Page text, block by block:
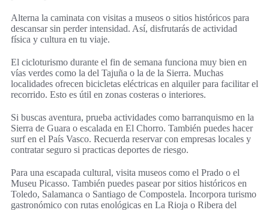
Alterna la caminata con visitas a museos o sitios históricos para
descansar sin perder intensidad. Así, disfrutarás de actividad
física y cultura en tu viaje.
El cicloturismo durante el fin de semana funciona muy bien en
vías verdes como la del Tajuña o la de la Sierra. Muchas
localidades ofrecen bicicletas eléctricas en alquiler para facilitar el
recorrido. Esto es útil en zonas costeras o interiores.
Si buscas aventura, prueba actividades como barranquismo en la
Sierra de Guara o escalada en El Chorro. También puedes hacer
surf en el País Vasco. Recuerda reservar con empresas locales y
contratar seguro si practicas deportes de riesgo.
Para una escapada cultural, visita museos como el Prado o el
Museu Picasso. También puedes pasear por sitios históricos en
Toledo, Salamanca o Santiago de Compostela. Incorpora turismo
gastronómico con rutas enológicas en La Rioja o Ribera del